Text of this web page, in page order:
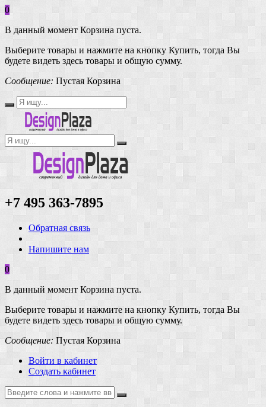
0
В данный момент Корзина пуста.
Выберите товары и нажмите на кнопку Купить, тогда Вы
будете видеть здесь товары и общую сумму.
Сообщение: Пустая Корзина
+7 495 363-7895
Обратная связь
Напишите нам
0
В данный момент Корзина пуста.
Выберите товары и нажмите на кнопку Купить, тогда Вы
будете видеть здесь товары и общую сумму.
Сообщение: Пустая Корзина
Войти в кабинет
Создать кабинет